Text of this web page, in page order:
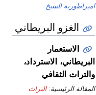
امبراطورية السيخ
الغزو البريطاني
الاستعمار
البريطاني، الاسترداد،
والتراث الثقافي
المقالة الرئيسية:التراث